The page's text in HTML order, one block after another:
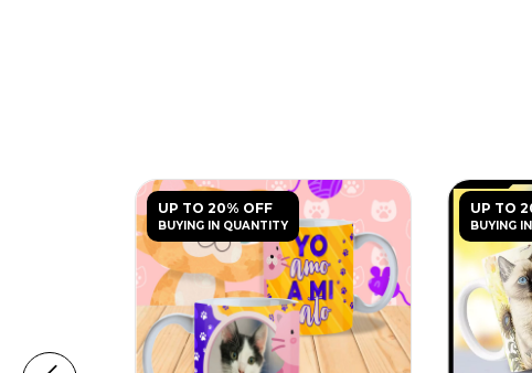
UP TO 20% OFF
BUYING IN QUANTITY
UP TO
BUYING